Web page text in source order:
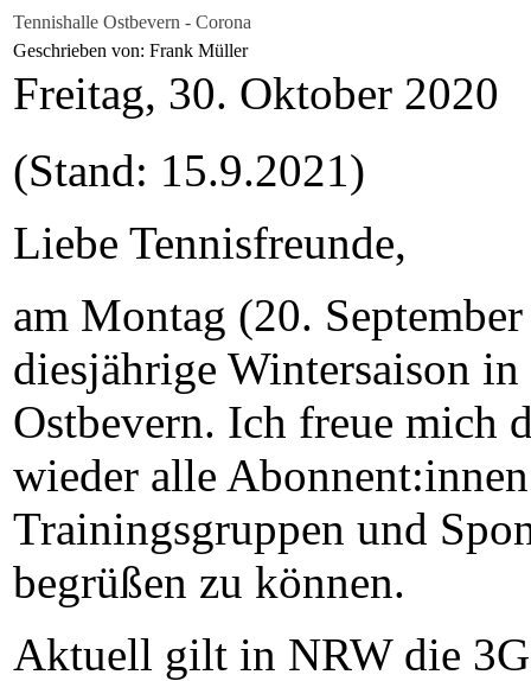
Tennishalle Ostbevern - Corona
Geschrieben von: Frank Müller
Freitag, 30. Oktober 2020
(Stand: 15.9.2021)
Liebe Tennisfreunde,
am Montag (20.
diesjährige Wintersaison
Ostbevern. Ich freue mich
wieder alle
Trainingsgruppen und
begrüßen zu können.
Aktuell gilt in NRW die